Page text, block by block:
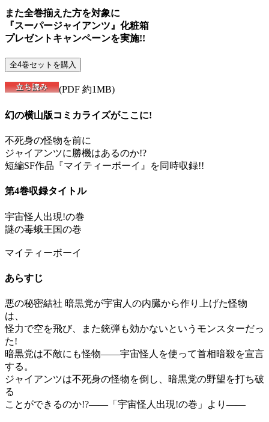
また全巻揃えた方を対象に
『スーパージャイアンツ』化粧箱
プレゼントキャンペーンを実施!!
(PDF 約1MB)
幻の横山版コミカライズがここに!
不死身の怪物を前に
ジャイアンツに勝機はあるのか!?
短編SF作品『マイティーボーイ』を同時収録!!
第4巻収録タイトル
宇宙怪人出現!の巻
謎の毒蛾王国の巻
マイティーボーイ
あらすじ
悪の秘密結社 暗黒党が宇宙人の内臓から作り上げた怪物
は、
怪力で空を飛び、また銃弾も効かないというモンスターだっ
た!
暗黒党は不敵にも怪物――宇宙怪人を使って首相暗殺を宣言
する。
ジャイアンツは不死身の怪物を倒し、暗黒党の野望を打ち破
る
ことができるのか!?――「宇宙怪人出現!の巻」より――